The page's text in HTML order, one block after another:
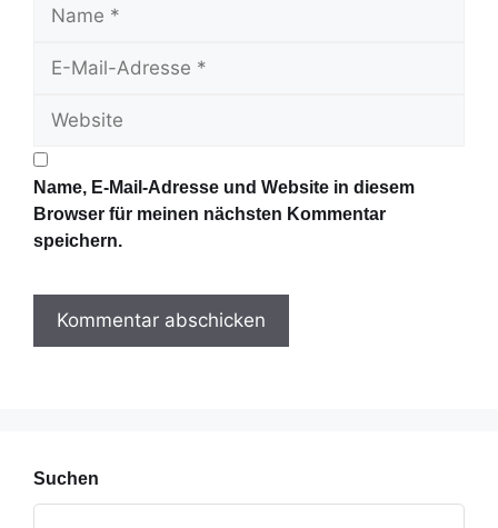
i
-
A
r
s
b
s
i
t
Name, E-Mail-Adresse und Website in diesem
Browser für meinen nächsten Kommentar
speichern.
Suchen